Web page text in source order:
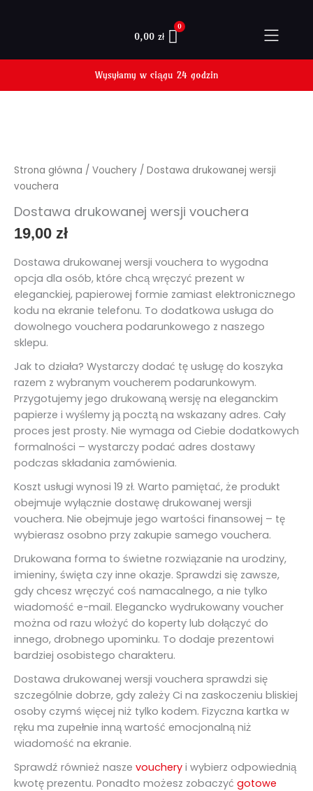
0,00zł
Strona główna / Vouchery / Dostawa drukowanej wersji
vouchera
Dostawa drukowanej wersji vouchera
19,00 zł
Dostawa drukowanej wersji vouchera to wygodna
opcja dla osób, które chcą wręczyć prezent w
eleganckiej, papierowej formie zamiast elektronicznego
kodu na ekranie telefonu. To dodatkowa usługa do
dowolnego vouchera podarunkowego z naszego
sklepu.
Jak to działa? Wystarczy dodać tę usługę do koszyka
razem z wybranym voucherem podarunkowym.
Przygotujemy jego drukowaną wersję na eleganckim
papierze i wyślemy ją pocztą na wskazany adres. Cały
proces jest prosty. Nie wymaga od Ciebie dodatkowych
formalności – wystarczy podać adres dostawy
podczas składania zamówienia.
Koszt usługi wynosi 19 zł. Warto pamiętać, że produkt
obejmuje wyłącznie dostawę drukowanej wersji
vouchera. Nie obejmuje jego wartości finansowej – tę
wybierasz osobno przy zakupie samego vouchera.
Drukowana forma to świetne rozwiązanie na urodziny,
imieniny, święta czy inne okazje. Sprawdzi się zawsze,
gdy chcesz wręczyć coś namacalnego, a nie tylko
wiadomość e-mail. Elegancko wydrukowany voucher
można od razu włożyć do koperty lub dołączyć do
innego, drobnego upominku. To dodaje prezentowi
bardziej osobistego charakteru.
Dostawa drukowanej wersji vouchera sprawdzi się
szczególnie dobrze, gdy zależy Ci na zaskoczeniu bliskiej
osoby czymś więcej niż tylko kodem. Fizyczna kartka w
ręku ma zupełnie inną wartość emocjonalną niż
wiadomość na ekranie.
Sprawdź również nasze vouchery i wybierz odpowiednią
kwotę prezentu. Ponadto możesz zobaczyć gotowe
drukowanej
wersji